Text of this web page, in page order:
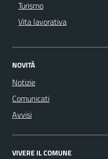
Turismo
Vita lavorativa
NOVITÀ
Notizie
Comunicati
Avvisi
VIVERE IL COMUNE